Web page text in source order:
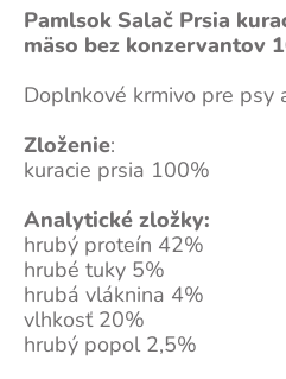
Pamlsok Salač Prsia
mäso bez konzervantov
Doplnkové krmivo pre psy
Zloženie:
kuracie prsia 100%
Analytické zložky:
hrubý proteín 42%
hrubé tuky 5%
hrubá vláknina 4%
vlhkosť 20%
hrubý popol 2,5%